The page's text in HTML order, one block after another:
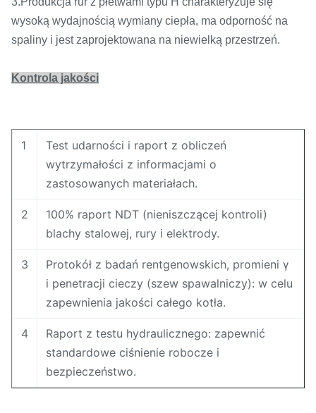
wysoką wydajnością wymiany ciepła, ma odporność na
spaliny i jest zaprojektowana na niewielką przestrzeń.
Kontrola jakości
1
Test udarności i raport z obliczeń
wytrzymałości z informacjami o
zastosowanych materiałach.
2
100% raport NDT (nieniszczącej kontroli)
blachy stalowej, rury i elektrody.
3
Protokół z badań rentgenowskich, promieni γ
i penetracji cieczy (szew spawalniczy): w celu
zapewnienia jakości całego kotła.
4
Raport z testu hydraulicznego: zapewnić
standardowe ciśnienie robocze i
bezpieczeństwo.